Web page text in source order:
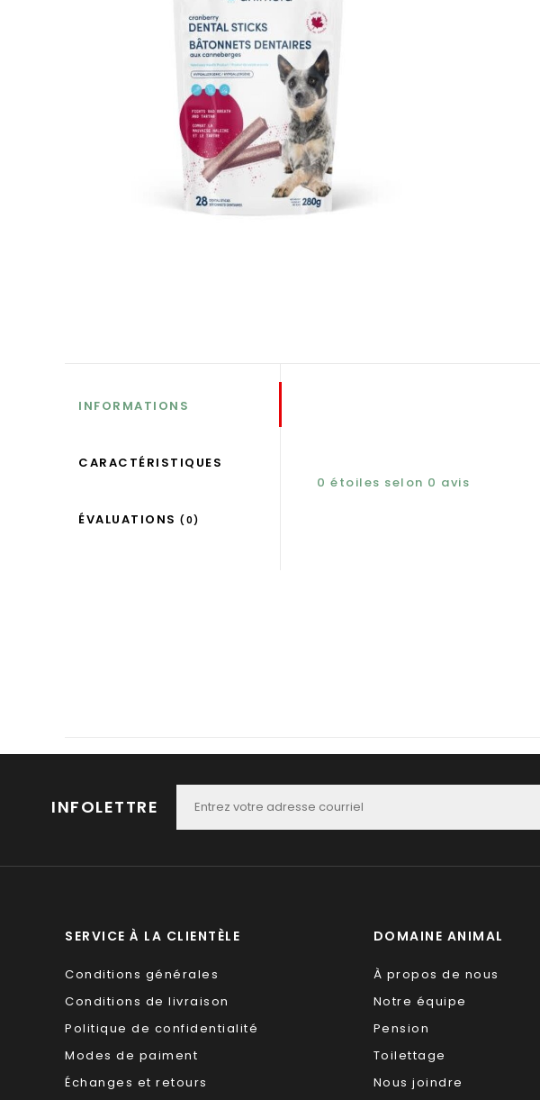
INFORMATIONS
CARACTÉRISTIQUES
ÉVALUATIONS (0)
0 étoiles selon 0 avis
INFOLETTRE
SERVICE À LA CLIENTÈLE
Conditions générales
Conditions de livraison
Politique de confidentialité
Modes de paiment
Échanges et retours
DOMAINE ANIMAL
À propos de nous
Notre équipe
Pension
Toilettage
Nous joindre